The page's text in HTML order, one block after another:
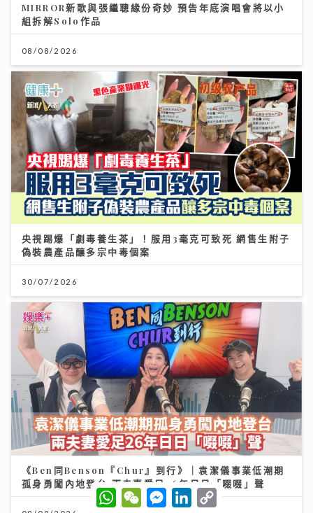
MIRROR新歌與張繼聰緣份奇妙 預告年底演唱會將以小
組拆解Solo作品
08/08/2026
央視踢爆「劇毒養生茶」！服用3毫克可致死 網售生附子
偽裝農產品釀多宗中毒個案
30/07/2026
《Ben同Benson『Chur』到行》｜袁潔儀事業低潮期
孤身勇闖內地登台 兩夫妻愛足26年日日「啜啜」聲
W
h
W
e
M
e
L
C